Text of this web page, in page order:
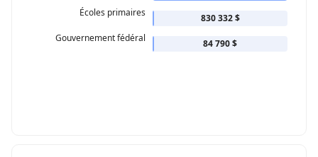
Écoles primaires
830 332 $
Gouvernement fédéral
84 790 $